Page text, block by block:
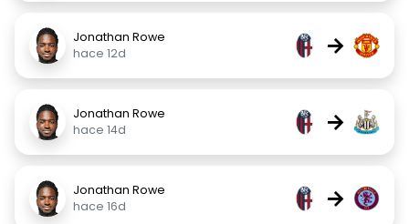
Jonathan Rowe
hace 12d
→
Jonathan Rowe
hace 14d
→
Jonathan Rowe
hace 16d
→